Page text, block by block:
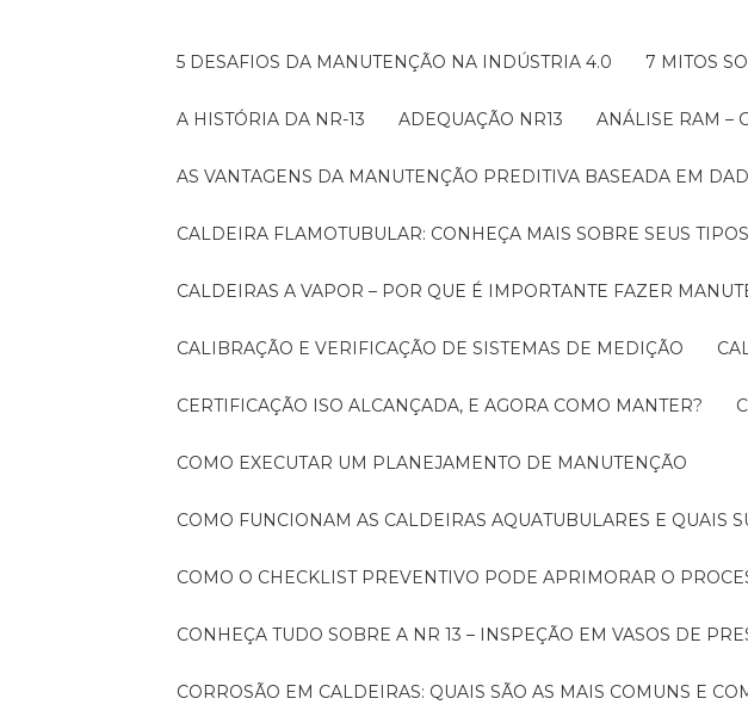
5 DESAFIOS DA MANUTENÇÃO NA INDÚSTRIA 4.0 7 MITOS
A HISTÓRIA DA NR-13 ADEQUAÇÃO NR13 ANÁLISE RAM
AS VANTAGENS DA MANUTENÇÃO PREDITIVA BASEADA EM
CALDEIRA FLAMOTUBULAR: CONHEÇA MAIS SOBRE SEUS
CALDEIRAS A VAPOR – POR QUE É IMPORTANTE FAZER
CALIBRAÇÃO E VERIFICAÇÃO DE SISTEMAS DE MEDIÇÃO
CERTIFICAÇÃO ISO ALCANÇADA, E AGORA COMO MANTER?
COMO EXECUTAR UM PLANEJAMENTO DE MANUTENÇÃO
COMO FUNCIONAM AS CALDEIRAS AQUATUBULARES E QUAIS
COMO O CHECKLIST PREVENTIVO PODE APRIMORAR O
CONHEÇA TUDO SOBRE A NR 13 – INSPEÇÃO EM VASOS DE
CORROSÃO EM CALDEIRAS: QUAIS SÃO AS MAIS COMUNS E